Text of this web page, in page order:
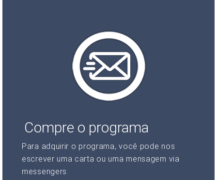
Compre o programa
Para adquirir o programa, você pode nos
escrever uma carta ou uma mensagem via
messengers